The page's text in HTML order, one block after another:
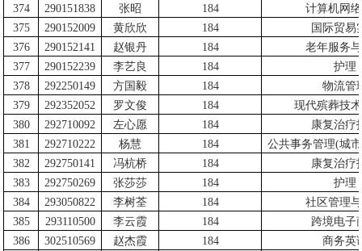
374
290151838 张昭 184
计算机网
375
290152009 黄欣欣 184
国际贸易
376
290152141 赵银丹 184
老年服务
377
290152239 李艺良 184
护理
378
292250149 方国毅 184
物流管
379
292352052 罗文俊 184
现代殡葬技
380
292710092 左心愿 184
康复治疗
381
292710222 杨慧 184 公共事务管理(城
382
292750141 冯杭桥 184
康复治疗
383
292750269 张莎莎 184
护理
384
293050822 李树荃 184
社区管理
385
293110500 李云霞 184
跨境电子
386
302510569 赵杰霞 184
商务英